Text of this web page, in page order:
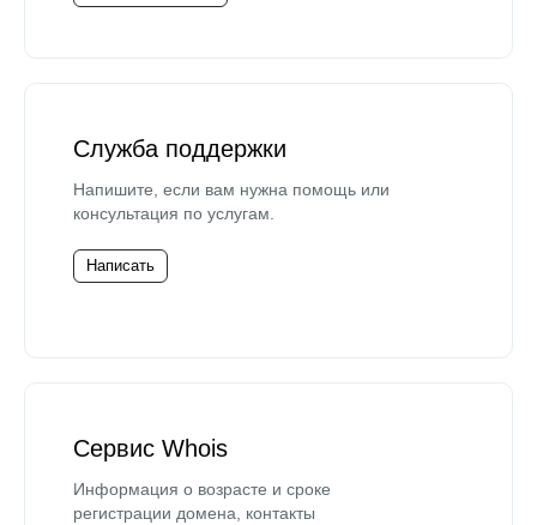
Служба поддержки
Напишите, если вам нужна помощь или
консультация по услугам.
Написать
Сервис Whois
Информация о возрасте и сроке
регистрации домена, контакты